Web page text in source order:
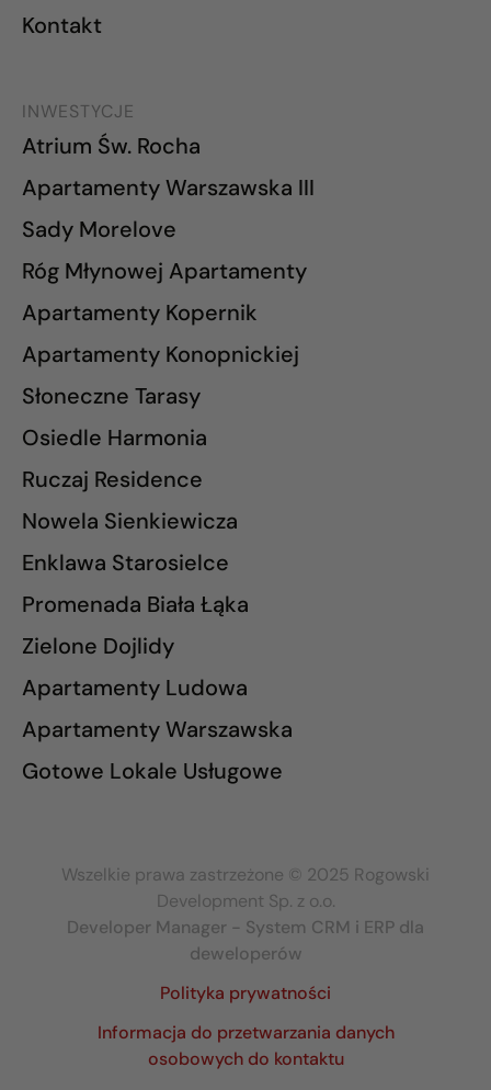
Kontakt
INWESTYCJE
Atrium Św. Rocha
Apartamenty Warszawska III
Sady Morelove
Róg Młynowej Apartamenty
Apartamenty Kopernik
Apartamenty Konopnickiej
Słoneczne Tarasy
Osiedle Harmonia
Ruczaj Residence
Nowela Sienkiewicza
Enklawa Starosielce
Promenada Biała Łąka
Zielone Dojlidy
Apartamenty Ludowa
Apartamenty Warszawska
Gotowe Lokale Usługowe
Wszelkie prawa zastrzeżone © 2025 Rogowski
Development Sp. z o.o.
Developer Manager - System CRM i ERP dla
deweloperów
Polityka prywatności
Informacja do przetwarzania danych
osobowych do kontaktu